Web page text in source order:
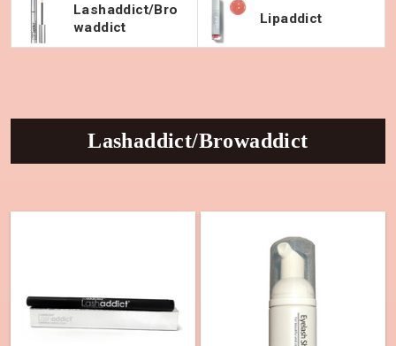
Lashaddict/Bro
waddict
Lipaddict
Lashaddict/Browaddict